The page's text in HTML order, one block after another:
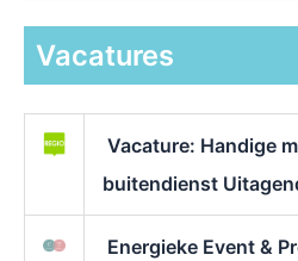
Vacatures
Vacature: Handige
buitendienst
Energieke Event &